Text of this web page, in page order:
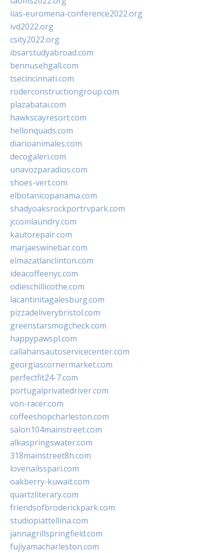
iias-euromena-conference2022.org
ivd2022.org
csity2022.org
ibsarstudyabroad.com
bennusehgall.com
tsecincinnati.com
roderconstructiongroup.com
plazabatai.com
hawkscayresort.com
hellonquads.com
diarioanimales.com
decogaleri.com
unavozparadios.com
shoes-vert.com
elbotanicopanama.com
shadyoaksrockportrvpark.com
jccoinlaundry.com
kautorepair.com
marjaeswinebar.com
elmazatlanclinton.com
ideacoffeenyc.com
odieschillicothe.com
lacantinitagalesburg.com
pizzadeliverybristol.com
greenstarsmogcheck.com
happypawspl.com
callahansautoservicecenter.com
georgiascornermarket.com
perfectfit24-7.com
portugalprivatedriver.com
von-racer.com
coffeeshopcharleston.com
salon104mainstreet.com
alkaspringswater.com
318mainstreet8h.com
lovenailsspari.com
oakberry-kuwait.com
quartzliterary.com
friendsofbroderickpark.com
studiopiattellina.com
jannagrillspringfield.com
fujiyamacharleston.com